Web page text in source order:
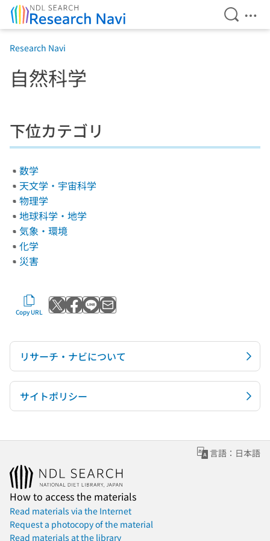
Open
Research Navi
自然科学
下位カテゴリ
数学
天文学・宇宙科学
物理学
地球科学・地学
気象・環境
化学
災害
Copy URL Post to X
Share with Facebook
Send with LINE
Send by email
リサーチ・ナビについて
サイトポリシー
言語：日本語
How to access the materials
Read materials via the Internet
Request a photocopy of the material
Read materials at the library